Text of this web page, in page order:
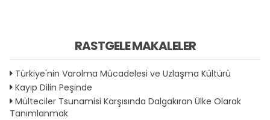
RASTGELE MAKALELER
Türkiye'nin Varolma Mücadelesi ve Uzlaşma Kültürü
Kayıp Dilin Peşinde
Mülteciler Tsunamisi Karşısında Dalgakıran Ülke Olarak
Tanımlanmak